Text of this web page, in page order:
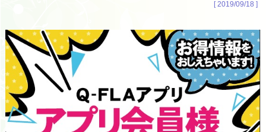
[ 2019/09/18 ]